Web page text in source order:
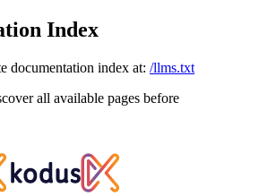
Index
documentation index at: /llms.txt
all available pages before